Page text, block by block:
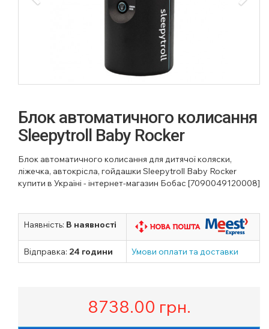
Блок автоматичного колисання
Sleepytroll Baby Rocker
Блок автоматичного колисання для дитячої коляски,
ліжечка, автокрісла, гойдашки Sleepytroll Baby Rocker
купити в Україні - інтернет-магазин Бобас [7090049120008]
Наявність: В наявності
Відправка: 24 години Умови оплати та доставки
8738.00 грн.